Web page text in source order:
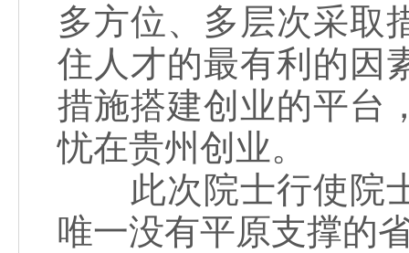
多方位、多层次采取
住人才的最有利的因
措施搭建创业的平台
忧在贵州创业。
此次院士行使院士
唯一没有平原支撑的